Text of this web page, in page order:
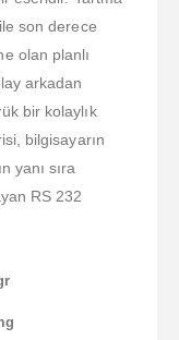
son derece
olan planlı
arkadan
bir kolaylık
bilgisayarın
yanı sıra
RS 232